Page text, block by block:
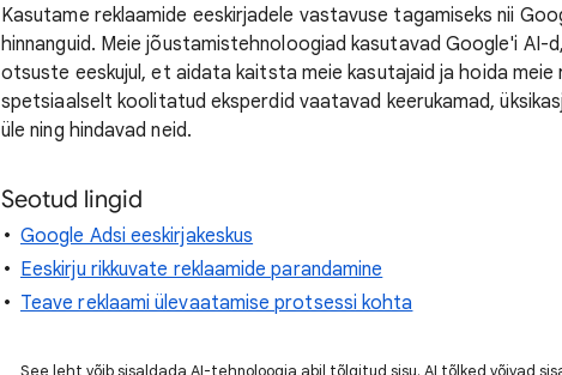
Kasutame reklaamide eeskirjadele vastavuse tagamiseks nii
hinnanguid. Meie jõustamistehnoloogiad kasutavad Google'i AI-
otsuste eeskujul, et aidata kaitsta meie kasutajaid ja hoida
spetsiaalselt koolitatud eksperdid vaatavad keerukamad,
üle ning hindavad neid.
Seotud lingid
Google Adsi eeskirjakeskus
Eeskirju rikkuvate reklaamide parandamine
Teave reklaami ülevaatamise protsessi kohta
See leht võib sisaldada AI-tehnoloogia abil tõlgitud sisu. AI tõlked võivad